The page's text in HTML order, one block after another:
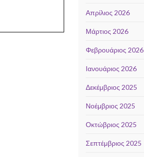
Απρίλιος 2026
Μάρτιος 2026
Φεβρουάριος 2026
Ιανουάριος 2026
Δεκέμβριος 2025
Νοέμβριος 2025
Οκτώβριος 2025
Σεπτέμβριος 2025